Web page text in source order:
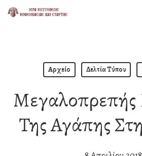
Skip
Αρχείο Δελτία Τύπου
Μεγαλοπρεπής
Της Αγάπης